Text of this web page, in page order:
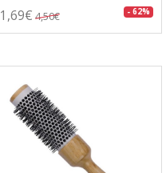
1,69€ 4,50€ - 62%